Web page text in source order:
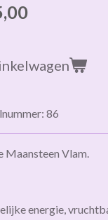
86
Maansteen Vlam.
energie,